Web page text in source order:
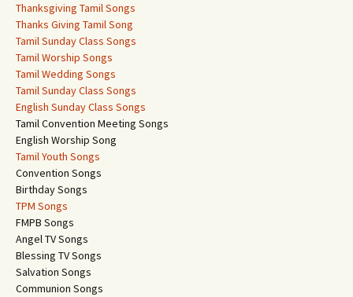
Thanksgiving Tamil Songs
Thanks Giving Tamil Song
Tamil Sunday Class Songs
Tamil Worship Songs
Tamil Wedding Songs
Tamil Sunday Class Songs
English Sunday Class Songs
Tamil Convention Meeting Songs
English Worship Song
Tamil Youth Songs
Convention Songs
Birthday Songs
TPM Songs
FMPB Songs
Angel TV Songs
Blessing TV Songs
Salvation Songs
Communion Songs